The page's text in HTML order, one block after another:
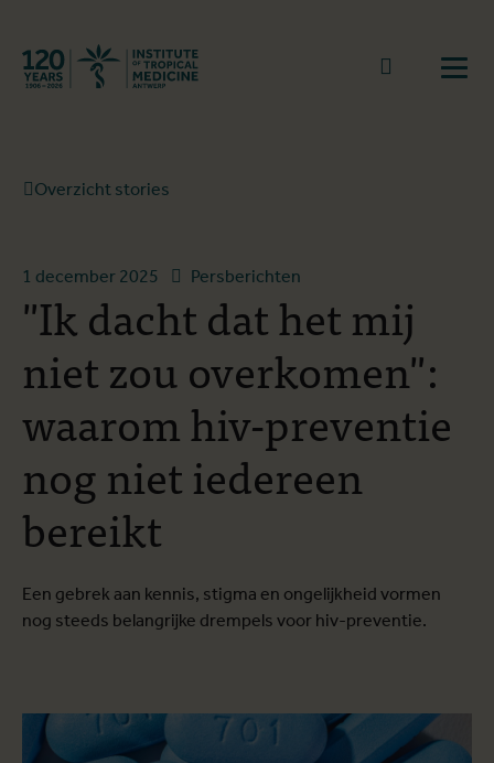
Terug naar start
Naar
Overzicht stories
1 december 2025 Persberichten
"Ik dacht dat het mij
niet zou overkomen":
waarom hiv-preventie
nog niet iedereen
bereikt
Een gebrek aan kennis, stigma en ongelijkheid vormen
nog steeds belangrijke drempels voor hiv-preventie.